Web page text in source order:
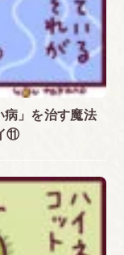
病」を治す魔法
⑪